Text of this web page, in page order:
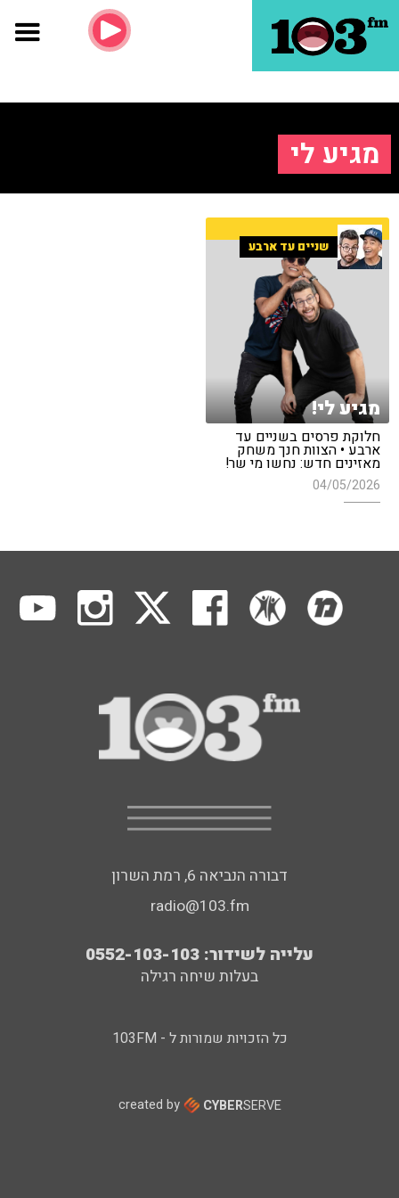
מגיע לי
שניים עד ארבע
מגיע לי!
חלוקת פרסים בשניים עד
ארבע • הצוות חנך משחק
מאזינים חדש: נחשו מי שר!
04/05/2026
דבורה הנביאה 6, רמת השרון
radio@103.fm
עלייה לשידור: 0552-103-103
בעלות שיחה רגילה
כל הזכויות שמורות ל - 103FM
created by CYBERSERVE